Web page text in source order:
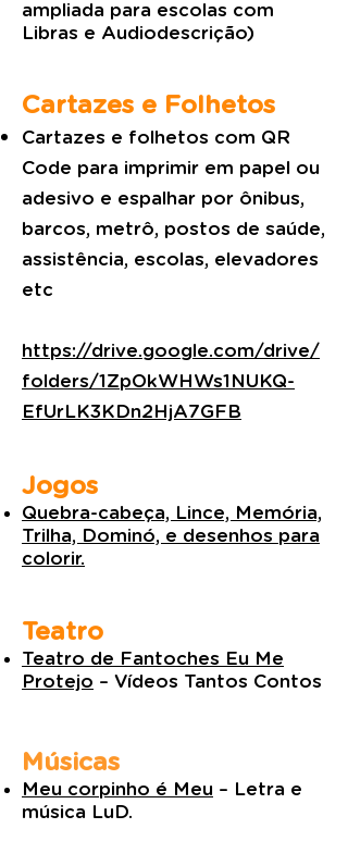
ampliada para escolas com
Libras e Audiodescrição)
Cartazes e Folhetos
Cartazes e folhetos com QR
Code para imprimir em papel ou
adesivo e espalhar por ônibus,
barcos, metrô, postos de saúde,
assistência, escolas, elevadores
etc
https://drive.google.com/drive/
folders/1ZpOkWHWs1NUKQ-
EfUrLK3KDn2HjA7GFB
Jogos
Quebra-cabeça, Lince, Memória,
Trilha, Dominó, e desenhos para
colorir.
Teatro
Teatro de Fantoches Eu Me
Protejo – Vídeos Tantos Contos
Músicas
Meu corpinho é Meu – Letra e
música LuD.